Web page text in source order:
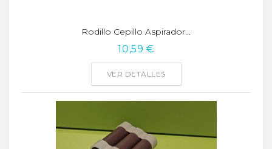
Rodillo Cepillo Aspirador...
10,59 €
VER DETALLES